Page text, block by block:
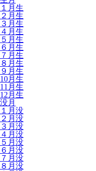
１月生
２月生
３月生
４月生
５月生
６月生
７月生
８月生
９月生
10月生
11月生
12月生
没月
１月没
２月没
３月没
４月没
５月没
６月没
７月没
８月没